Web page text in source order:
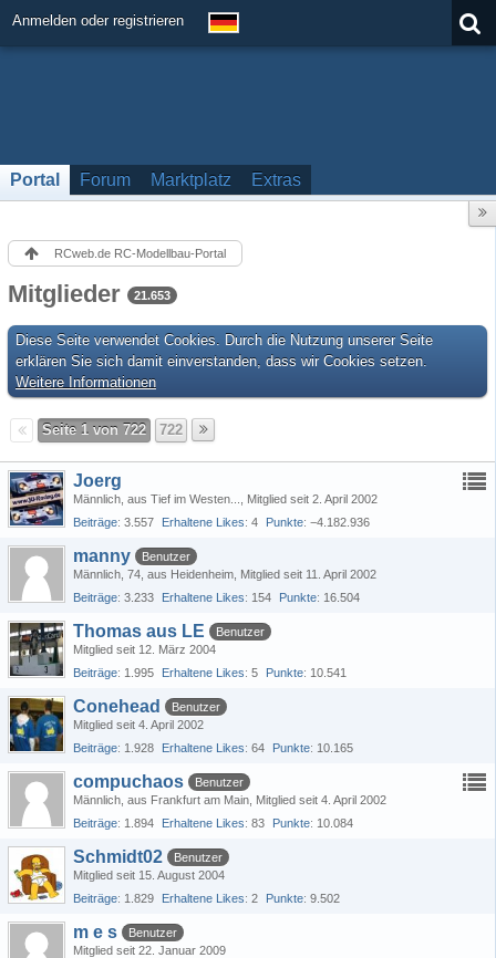
Anmelden oder registrieren
Portal Forum Marktplatz Extras
RCweb.de RC-Modellbau-Portal
Mitglieder 21.653
Diese Seite verwendet Cookies. Durch die Nutzung unserer Seite
erklären Sie sich damit einverstanden, dass wir Cookies setzen.
Weitere Informationen
Seite 1 von 722 722
Joerg
Männlich aus Tief im Westen...
Mitglied seit 2. April 2002
Beiträge 3.557 Erhaltene Likes 4 Punkte −4.182.936
manny
Benutzer
Männlich 74 aus Heidenheim Mitglied seit 11. April 2002
Beiträge 3.233 Erhaltene Likes 154 Punkte 16.504
Thomas aus LE
Benutzer
Mitglied seit 12. März 2004
Beiträge 1.995 Erhaltene Likes 5 Punkte 10.541
Conehead
Benutzer
Mitglied seit 4. April 2002
Beiträge 1.928 Erhaltene Likes 64 Punkte 10.165
compuchaos
Benutzer
Männlich aus Frankfurt am Main Mitglied seit 4. April 2002
Beiträge 1.894 Erhaltene Likes 83 Punkte 10.084
Schmidt02
Benutzer
Mitglied seit 15. August 2004
Beiträge 1.829 Erhaltene Likes 2 Punkte 9.502
m e s
Benutzer
Mitglied seit 22. Januar 2009